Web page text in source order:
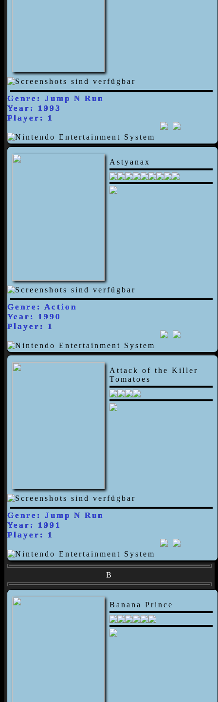
Genre: Jump N Run
Year: 1993
Player: 1
Astyanax
Genre: Action
Year: 1990
Player: 1
Attack of the Killer
Tomatoes
Genre: Jump N Run
Year: 1991
Player: 1
B
Banana Prince